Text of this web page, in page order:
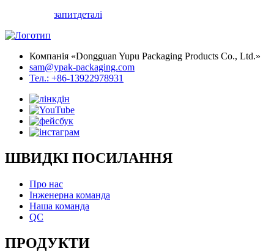
запитдеталі
Компанія «Dongguan Yupu Packaging Products Co., Ltd.»
sam@ypak-packaging.com
Тел.: +86-13922978931
ШВИДКІ ПОСИЛАННЯ
Про нас
Інженерна команда
Наша команда
QC
ПРОДУКТИ